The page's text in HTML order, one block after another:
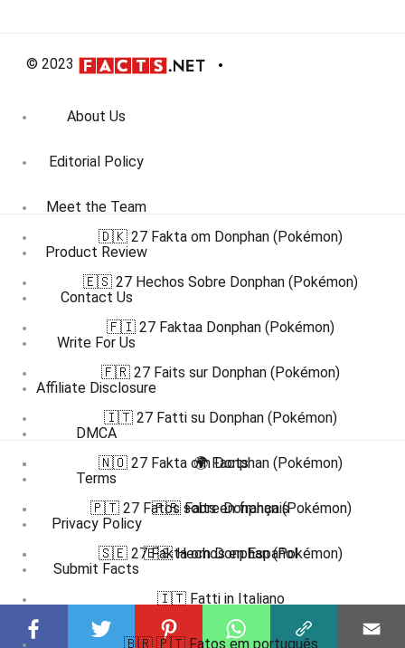
© 2023
About Us
Editorial Policy
Meet the Team
Product Review
Contact Us
Write For Us
Affiliate Disclosure
DMCA
Terms
Privacy Policy
Submit Facts
🇩🇰 27 Fakta om Donphan (Pokémon)
🇪🇸 27 Hechos Sobre Donphan (Pokémon)
🇫🇮 27 Faktaa Donphan (Pokémon)
🇫🇷 27 Faits sur Donphan (Pokémon)
🇮🇹 27 Fatti su Donphan (Pokémon)
🇳🇴 27 Fakta om Donphan (Pokémon)
🇵🇹 27 Fatos sobre Donphan (Pokémon)
🇸🇪 27 Fakta om Donphan (Pokémon)
🌍 Facts
🇫🇷 Faits en français
🇪🇸 Hechos en Español
🇮🇹 Fatti in Italiano
🇧🇷 🇵🇹 Fatos em português